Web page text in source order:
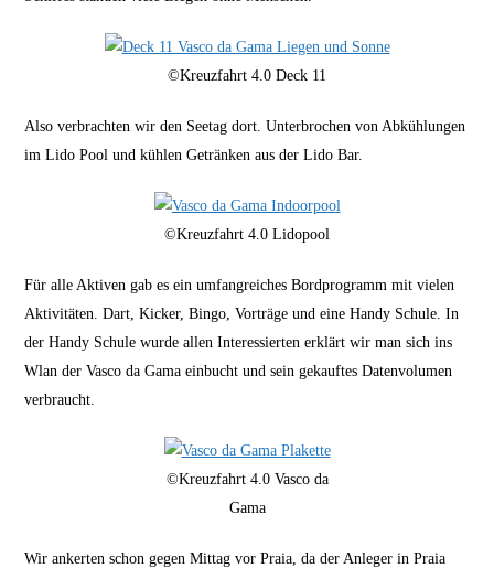
©Kreuzfahrt 4.0 Deck 11
Also verbrachten wir den Seetag dort. Unterbrochen von Abkühlungen
im Lido Pool und kühlen Getränken aus der Lido Bar.
©Kreuzfahrt 4.0 Lidopool
Für alle Aktiven gab es ein umfangreiches Bordprogramm mit vielen
Aktivitäten. Dart, Kicker, Bingo, Vorträge und eine Handy Schule. In
der Handy Schule wurde allen Interessierten erklärt wir man sich ins
Wlan der Vasco da Gama einbucht und sein gekauftes Datenvolumen
verbraucht.
©Kreuzfahrt 4.0 Vasco da
Gama
Wir ankerten schon gegen Mittag vor Praia, da der Anleger in Praia